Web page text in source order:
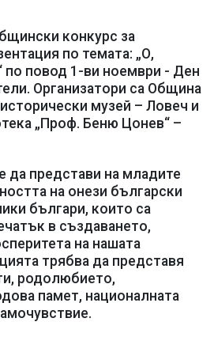
конкурс за
по темата: „О,
по повод 1-ви ноември - Ден
Организатори са Община
музей – Ловеч и
„Проф. Беню Цонев“ –
да представи на младите
на онези български
българи, които са
в създаването,
на нашата
трябва да представя
родолюбието,
памет, националната